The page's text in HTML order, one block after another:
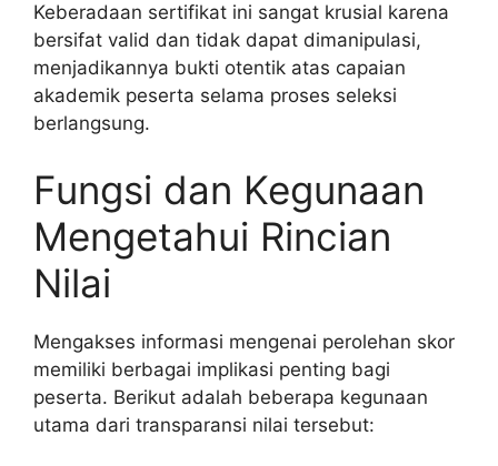
Keberadaan sertifikat ini sangat krusial karena
bersifat valid dan tidak dapat dimanipulasi,
menjadikannya bukti otentik atas capaian
akademik peserta selama proses seleksi
berlangsung.
Fungsi dan Kegunaan
Mengetahui Rincian
Nilai
Mengakses informasi mengenai perolehan skor
memiliki berbagai implikasi penting bagi
peserta. Berikut adalah beberapa kegunaan
utama dari transparansi nilai tersebut: